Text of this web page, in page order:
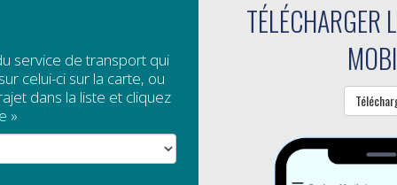
NOTE QUE L’ABONNEMENT DE SESSION 2025
DU 18 AOÛT 2025.
avoir accès au tarif étudiant, vous devez être un
avoir accès au tarif aîné, vous devez présenter une pièce
service de transport qui
celui-ci sur la carte, ou
dans la liste et cliquez
»
TÉLÉCHARGER